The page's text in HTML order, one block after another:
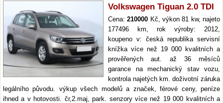
Volkswagen Tiguan 2.0 TDI
Cena:210000 Kč, výkon 81 kw, najeto
177496 km, rok výroby: 2012,
koupeno v: česká republika servisní
knížka více než 19 000 kvalitních a
prověřených aut. až 36 měsíců
garance na mechanický stav vozu,
kontrola najetých km. doživotní záruka
legálního původu. výkup všech modelů a značek, férové ceny, peníze
ihned a v hotovosti. čr,2.maj, park. senzory více než 19 000 kvalitních a